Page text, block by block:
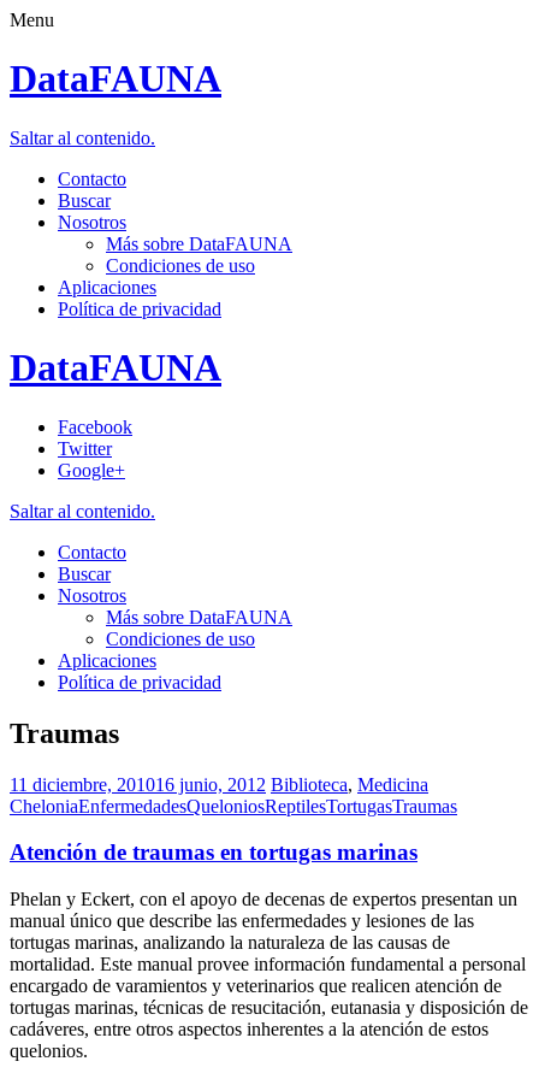
Menu
DataFAUNA
Saltar al contenido.
Contacto
Buscar
Nosotros
Más sobre DataFAUNA
Condiciones de uso
Aplicaciones
Política de privacidad
DataFAUNA
Facebook
Twitter
Google+
Saltar al contenido.
Contacto
Buscar
Nosotros
Más sobre DataFAUNA
Condiciones de uso
Aplicaciones
Política de privacidad
Traumas
11 diciembre, 201016 junio, 2012 Biblioteca, Medicina
CheloniaEnfermedadesQueloniosReptilesTortugasTraumas
Atención de traumas en tortugas marinas
Phelan y Eckert, con el apoyo de decenas de expertos presentan un
manual único que describe las enfermedades y lesiones de las
tortugas marinas, analizando la naturaleza de las causas de
mortalidad. Este manual provee información fundamental a personal
encargado de varamientos y veterinarios que realicen atención de
tortugas marinas, técnicas de resucitación, eutanasia y disposición de
cadáveres, entre otros aspectos inherentes a la atención de estos
quelonios.